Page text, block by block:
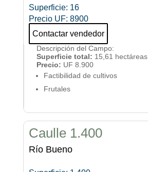
Superficie: 16
Precio UF: 8900
Contactar vendedor
Descripción del Campo:
Superficie total: 15,61 hectáreas
Precio: UF 8.900
Factibilidad de cultivos
Frutales
Caulle 1.400
Río Bueno